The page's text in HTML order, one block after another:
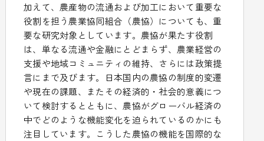
加えて、農産物の流通および加工において重要な
役割を担う農業協同組合（農協）についても、重
要な研究対象としています。農協が果たす役割
は、単なる流通や金融にとどまらず、農業経営の
支援や地域コミュニティの維持、さらには政策提
言にまで及びます。日本国内の農協の制度的変遷
や現在の課題、またその経済的・社会的意義につ
いて検討するとともに、農協がグローバル経済の
中でどのような機能変化を迫られているのかにも
注目しています。こうした農協の機能を国際的な